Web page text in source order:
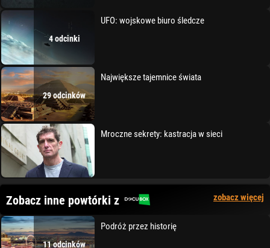
4 odcinki
UFO: wojskowe biuro śledcze
29 odcinków
Największe tajemnice świata
Mroczne sekrety: kastracja w sieci
Zobacz inne powtórki z zobacz więcej
11 odcinków
Podróż przez historię